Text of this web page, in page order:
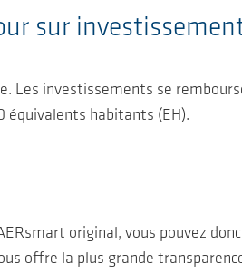
sur
investissements se
équivalents habitants (EH).
original, vous pouvez
offre la plus grande